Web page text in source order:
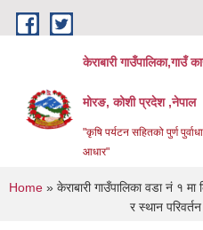
Skip to main content
केराबारी गाउँपालिका,गाउँ
मोरङ, कोशी प्रदेश ,नेपाल
"कृषि पर्यटन सहितको पुर्ण
आधार"
You are here
Home » केराबारी गाउँपालिका वडा नं १
र स्थान